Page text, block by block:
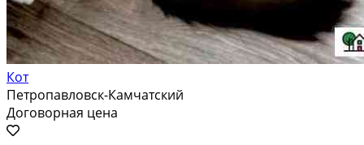
Кот
Петропавловск-Камчатский
Договорная цена